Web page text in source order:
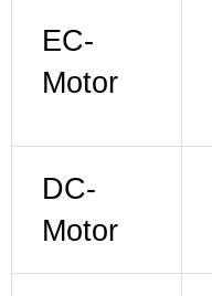
EC-
Motor
DC-
Motor